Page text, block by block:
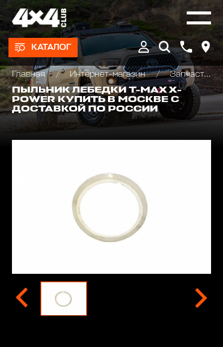
КАТАЛОГ
Главная Интернет-магазин
Запчасти и Аксессуары для лебедок
ПЫЛЬНИК ЛЕБЕДКИ T-MAX X-
POWER КУПИТЬ В МОСКВЕ С
ДОСТАВКОЙ ПО РОССИИ